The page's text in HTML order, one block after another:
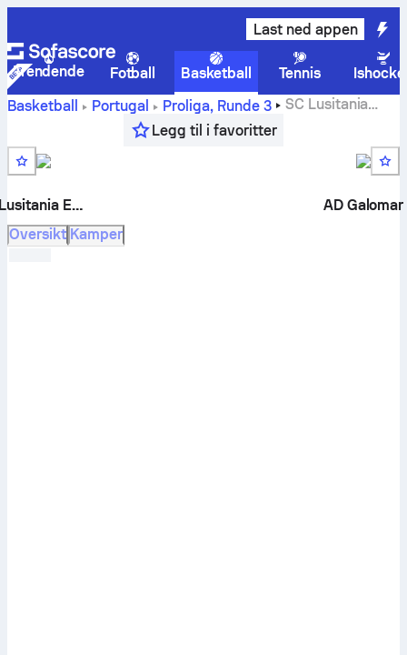
Last ned appen
Trendende Fotball Basketball Tennis
Basketball
Portugal Proliga, Runde 3
SC Lusitania
Expert vs AD Galomar live resultater, historiske resultater i
gjensidige matcher, tidsplan, spådommer og statistikk
Legg til i favoritter
Lusitania Expert
AD Galomar
Oversikt Kamper